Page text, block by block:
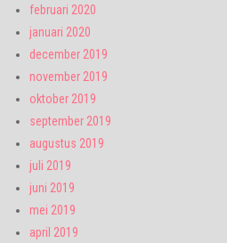
februari 2020
januari 2020
december 2019
november 2019
oktober 2019
september 2019
augustus 2019
juli 2019
juni 2019
mei 2019
april 2019